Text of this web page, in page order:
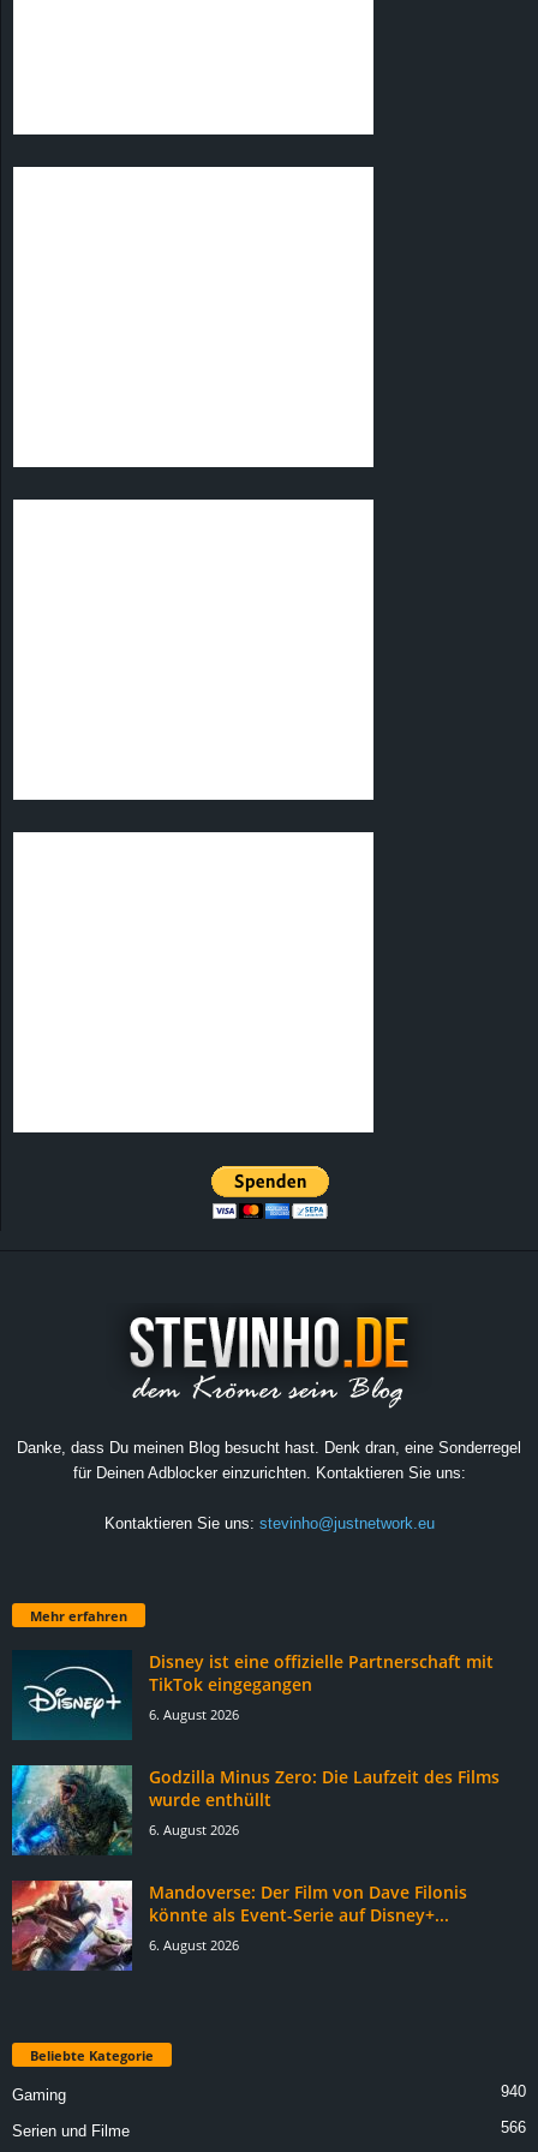
Danke, dass Du meinen Blog besucht hast. Denk dran, eine Sonderregel
für Deinen Adblocker einzurichten. Kontaktieren Sie uns:
Kontaktieren Sie uns: stevinho@justnetwork.eu
Mehr erfahren
Disney ist eine offizielle Partnerschaft mit
TikTok eingegangen
6. August 2026
Godzilla Minus Zero: Die Laufzeit des Films
wurde enthüllt
6. August 2026
Mandoverse: Der Film von Dave Filonis
könnte als Event-Serie auf Disney+...
6. August 2026
Beliebte Kategorie
Gaming 940
Serien und Filme 566